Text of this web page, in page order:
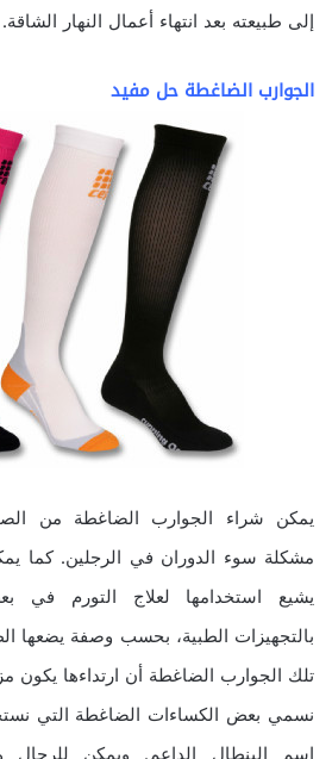
إلى طبيعته بعد انتهاء أعمال النهار الشاقة.
الجوارب الضاغطة حل مفيد
يمكن شراء الجوارب الضاغطة من
مشكلة سوء الدوران في الرجلين. كما
يشيع استخدامها لعلاج التورم في
بالتجهيزات الطبية، بحسب وصفة يضعها
تلك الجوارب الضاغطة أن ارتداءها
نسمي بعض الكساءات الضاغطة التي